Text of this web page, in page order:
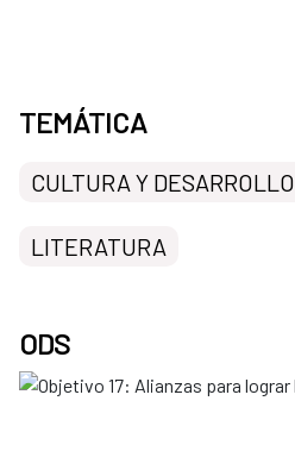
TEMÁTICA
CULTURA Y DESARROLLO
LITERATURA
ODS